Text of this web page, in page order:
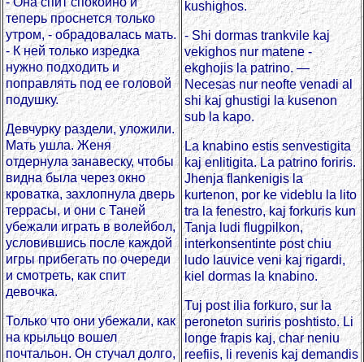
теперь проснется только
утром, - обрадовалась мать.
- К ней только изредка
нужно подходить и
поправлять под ее головой
подушку.
Девчурку раздели, уложили.
Мать ушла. Женя
отдернула занавеску, чтобы
видна была через окно
кроватка, захлопнула дверь
террасы, и они с Таней
убежали играть в волейбол,
условившись после каждой
игры прибегать по очереди
и смотреть, как спит
девочка.
Только что они убежали, как
на крыльцо вошел
почтальон. Он стучал долго,
kushighos.
- Shi dormas trankvile kaj
vekighos nur matene -
ekghojis la patrino. —
Necesas nur neofte venadi al
shi kaj ghustigi la kusenon
sub la kapo.
La knabino estis senvestigita
kaj enlitigita. La patrino foriris.
Jhenja flankenigis la
kurtenon, por ke videblu la lito
tra la fenestro, kaj forkuris kun
Tanja ludi flugpilkon,
interkonsentinte post chiu
ludo lauvice veni kaj rigardi,
kiel dormas la knabino.
Tuj post ilia forkuro, sur la
peroneton suriris poshtisto. Li
longe frapis kaj, char neniu
reefiis, li revenis kaj demandis